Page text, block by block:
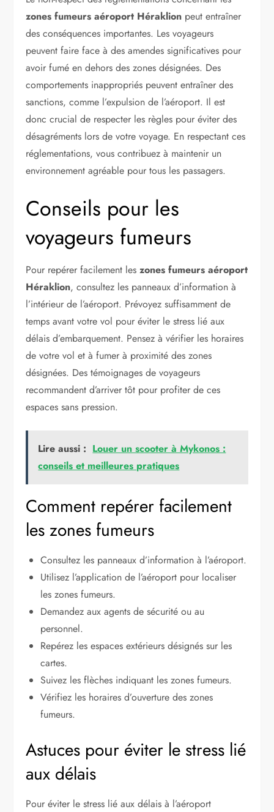
zones fumeurs aéroport Héraklion peut entraîner
des conséquences importantes. Les voyageurs
peuvent faire face à des amendes significatives pour
avoir fumé en dehors des zones désignées. Des
comportements inappropriés peuvent entraîner des
sanctions, comme l’expulsion de l’aéroport. Il est
donc crucial de respecter les règles pour éviter des
désagréments lors de votre voyage. En respectant ces
réglementations, vous contribuez à maintenir un
environnement agréable pour tous les passagers.
Conseils pour les
voyageurs fumeurs
Pour repérer facilement leszones fumeurs aéroport
Héraklion, consultez les panneaux d’information à
l’intérieur de l’aéroport. Prévoyez suffisamment de
temps avant votre vol pour éviter le stress lié aux
délais d’embarquement. Pensez à vérifier les horaires
de votre vol et à fumer à proximité des zones
désignées. Des témoignages de voyageurs
recommandent d’arriver tôt pour profiter de ces
espaces sans pression.
Lire aussi : Louer un scooter à Mykonos :
conseils et meilleures pratiques
Comment repérer facilement
les zones fumeurs
Consultez les panneaux d’information à l’aéroport.
Utilisez l’application de l’aéroport pour localiser
les zones fumeurs.
Demandez aux agents de sécurité ou au
personnel.
Repérez les espaces extérieurs désignés sur les
cartes.
Suivez les flèches indiquant les zones fumeurs.
Vérifiez les horaires d’ouverture des zones
fumeurs.
Astuces pour éviter le stress lié
aux délais
Pour éviter le stress lié aux délais à l’aéroport